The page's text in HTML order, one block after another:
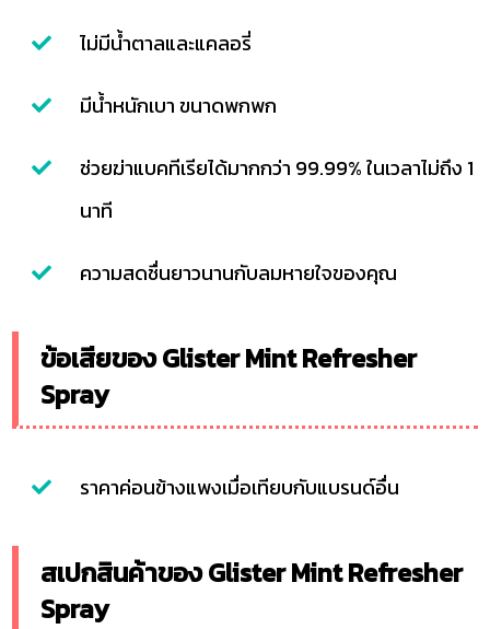
ไม่มีน้ำตาลและแคลอรี่
มีน้ำหนักเบา ขนาดพกพก
ช่วยฆ่าแบคทีเรียได้มากกว่า 99.99% ในเวลาไม่ถึง 1
นาที
ความสดชื่นยาวนานกับลมหายใจของคุณ
ข้อเสียของ Glister Mint Refresher
Spray
ราคาค่อนข้างแพงเมื่อเทียบกับแบรนด์อื่น
สเปกสินค้าของ Glister Mint Refresher
Spray